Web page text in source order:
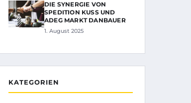
DIE SYNERGIE VON
SPEDITION KUSS UND
ADEG MARKT DANBAUER
1. August 2025
KATEGORIEN